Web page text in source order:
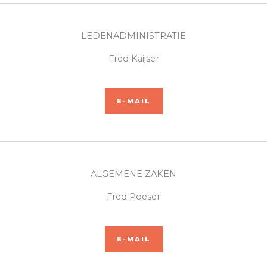
LEDENADMINISTRATIE
Fred Kaijser
E-MAIL
ALGEMENE ZAKEN​
Fred Poeser
E-MAIL